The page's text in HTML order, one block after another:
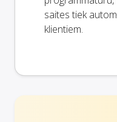
saites tiek
klientiem.